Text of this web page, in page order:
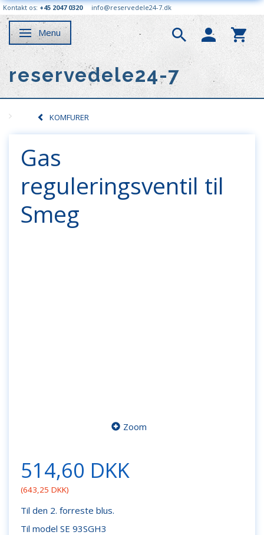
Kontakt os: +45 2047 0320 info@reservedele24-7.dk
Skifte navigation
Menu
reservedele24-7
KOMFURER
Gas
reguleringsventil til
Smeg
Zoom
514,60 DKK
(643,25 DKK)
Til den 2. forreste blus.
Til model SE 93SGH3